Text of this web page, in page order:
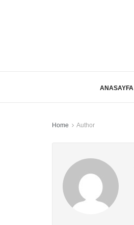
ANASAYFA
Home Author